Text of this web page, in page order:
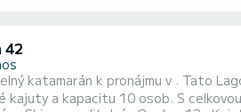
42
katamarán k pronájmu v . Tato Lagoon
kajuty a kapacitu 10 osob. S